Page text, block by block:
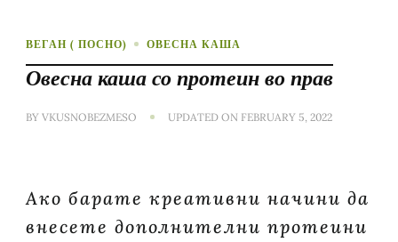
ВЕГАН ( ПОСНО) ОВЕСНА КАША
Овесна каша со протеин во прав
BY VKUSNOBEZMESO UPDATED ON FEBRUARY 5, 2022
Ако барате креативни начини да
внесете дополнителни протеини